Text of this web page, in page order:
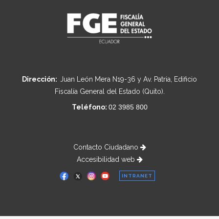
Dirección: Juan León Mera N19-36 y Av. Patria, Edificio
Fiscalía General del Estado (Quito).
Teléfono: 02 3985 800
Contacto Ciudadano
Accesibilidad web
INTRANET